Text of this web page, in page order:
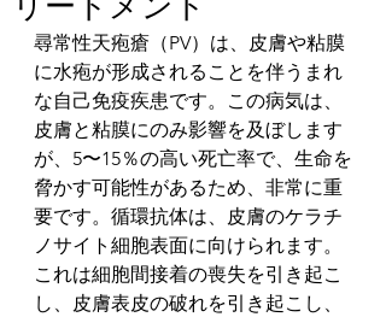
尋常性天疱瘡（PV）は、皮膚や粘膜
に水疱が形成されることを伴うまれ
な自己免疫疾患です。この病気は、
皮膚と粘膜にのみ影響を及ぼします
が、5〜15％の高い死亡率で、生命を
脅かす可能性があるため、非常に重
要です。循環抗体は、皮膚のケラチ
ノサイト細胞表面に向けられます。
これは細胞間接着の喪失を引き起こ
し、皮膚表皮の破れを引き起こし、